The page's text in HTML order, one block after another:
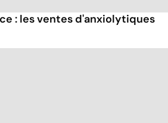
: les ventes d'anxiolytiques